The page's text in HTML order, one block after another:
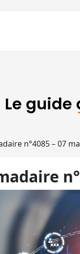
Le guide
n°4085 – 07